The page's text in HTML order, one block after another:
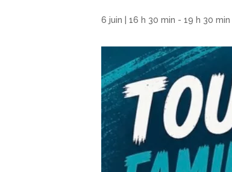
6 juin | 16 h 30 min - 19 h 30 min